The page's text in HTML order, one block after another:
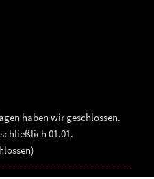
haben wir geschlossen.
01.01.